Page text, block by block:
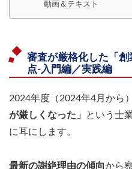
動画＆テキスト
審査が厳格化した「
点-入門編／実践編
2024年度（2024年4月から
が厳しくなった」
という士
に耳にします。
最新の謝絶理由の傾向から